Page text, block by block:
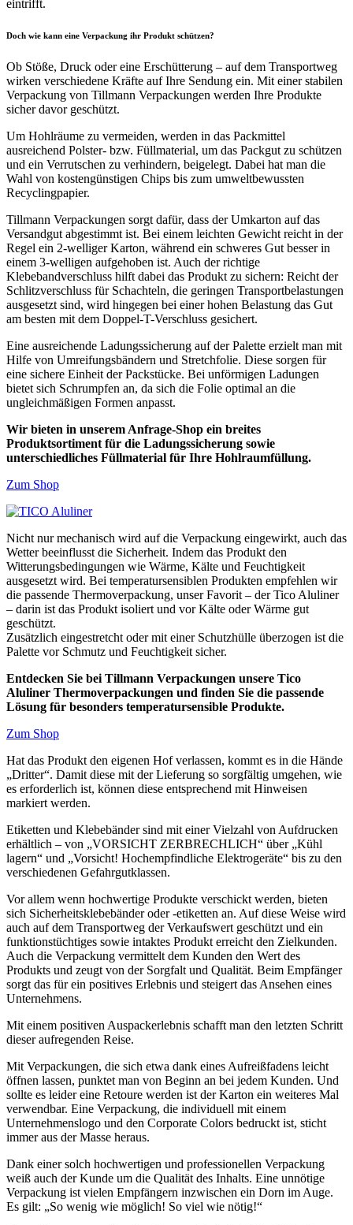
eintrifft.
Doch wie kann eine Verpackung ihr Produkt schützen?
Ob Stöße, Druck oder eine Erschütterung – auf dem Transportweg
wirken verschiedene Kräfte auf Ihre Sendung ein. Mit einer stabilen
Verpackung von Tillmann Verpackungen werden Ihre Produkte
sicher davor geschützt.
Um Hohlräume zu vermeiden, werden in das Packmittel
ausreichend Polster- bzw. Füllmaterial, um das Packgut zu schützen
und ein Verrutschen zu verhindern, beigelegt. Dabei hat man die
Wahl von kostengünstigen Chips bis zum umweltbewussten
Recyclingpapier.
Tillmann Verpackungen sorgt dafür, dass der Umkarton auf das
Versandgut abgestimmt ist. Bei einem leichten Gewicht reicht in der
Regel ein 2-welliger Karton, während ein schweres Gut besser in
einem 3-welligen aufgehoben ist. Auch der richtige
Klebebandverschluss hilft dabei das Produkt zu sichern: Reicht der
Schlitzverschluss für Schachteln, die geringen Transportbelastungen
ausgesetzt sind, wird hingegen bei einer hohen Belastung das Gut
am besten mit dem Doppel-T-Verschluss gesichert.
Eine ausreichende Ladungssicherung auf der Palette erzielt man mit
Hilfe von Umreifungsbändern und Stretchfolie. Diese sorgen für
eine sichere Einheit der Packstücke. Bei unförmigen Ladungen
bietet sich Schrumpfen an, da sich die Folie optimal an die
ungleichmäßigen Formen anpasst.
Wir bieten in unserem Anfrage-Shop ein breites
Produktsortiment für die Ladungssicherung sowie
unterschiedliches Füllmaterial für Ihre Hohlraumfüllung.
Zum Shop
Nicht nur mechanisch wird auf die Verpackung eingewirkt, auch das
Wetter beeinflusst die Sicherheit. Indem das Produkt den
Witterungsbedingungen wie Wärme, Kälte und Feuchtigkeit
ausgesetzt wird. Bei temperatursensiblen Produkten empfehlen wir
die passende Thermoverpackung, unser Favorit – der Tico Aluliner
– darin ist das Produkt isoliert und vor Kälte oder Wärme gut
geschützt.
Zusätzlich eingestretcht oder mit einer Schutzhülle überzogen ist die
Palette vor Schmutz und Feuchtigkeit sicher.
Entdecken Sie bei Tillmann Verpackungen unsere Tico
Aluliner Thermoverpackungen und finden Sie die passende
Lösung für besonders temperatursensible Produkte.
Zum Shop
Hat das Produkt den eigenen Hof verlassen, kommt es in die Hände
„Dritter“. Damit diese mit der Lieferung so sorgfältig umgehen, wie
es erforderlich ist, können diese entsprechend mit Hinweisen
markiert werden.
Etiketten und Klebebänder sind mit einer Vielzahl von Aufdrucken
erhältlich – von „VORSICHT ZERBRECHLICH“ über „Kühl
lagern“ und „Vorsicht! Hochempfindliche Elektrogeräte“ bis zu den
verschiedenen Gefahrgutklassen.
Vor allem wenn hochwertige Produkte verschickt werden, bieten
sich Sicherheitsklebebänder oder -etiketten an. Auf diese Weise wird
auch auf dem Transportweg der Verkaufswert geschützt und ein
funktionstüchtiges sowie intaktes Produkt erreicht den Zielkunden.
Auch die Verpackung vermittelt dem Kunden den Wert des
Produkts und zeugt von der Sorgfalt und Qualität. Beim Empfänger
sorgt das für ein positives Erlebnis und steigert das Ansehen eines
Unternehmens.
Mit einem positiven Auspackerlebnis schafft man den letzten Schritt
dieser aufregenden Reise.
Mit Verpackungen, die sich etwa dank eines Aufreißfadens leicht
öffnen lassen, punktet man von Beginn an bei jedem Kunden. Und
sollte es leider eine Retoure werden ist der Karton ein weiteres Mal
verwendbar. Eine Verpackung, die individuell mit einem
Unternehmenslogo und den Corporate Colors bedruckt ist, sticht
immer aus der Masse heraus.
Dank einer solch hochwertigen und professionellen Verpackung
weiß auch der Kunde um die Qualität des Inhalts. Eine unnötige
Verpackung ist vielen Empfängern inzwischen ein Dorn im Auge.
Es gilt: „So wenig wie möglich! So viel wie nötig!“